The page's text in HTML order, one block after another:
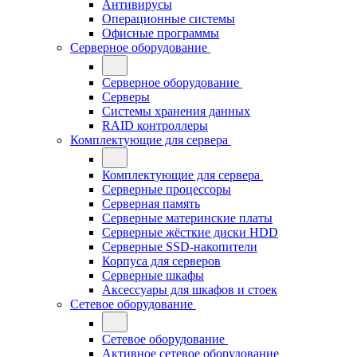
Антивирусы
Операционные системы
Офисные программы
Серверное оборудование
Серверное оборудование
Серверы
Системы хранения данных
RAID контроллеры
Комплектующие для сервера
Комплектующие для сервера
Серверные процессоры
Серверная память
Серверные материнские платы
Серверные жёсткие диски HDD
Серверные SSD-накопители
Корпуса для серверов
Серверные шкафы
Аксессуары для шкафов и стоек
Сетевое оборудование
Сетевое оборудование
Активное сетевое оборудование